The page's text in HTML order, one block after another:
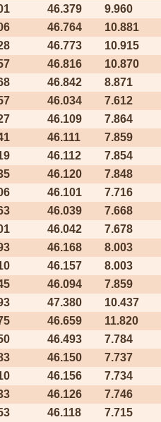
46.379 9.960
46.764 10.881
46.773 10.915
46.816 10.870
46.842 8.871
46.034 7.612
46.109 7.864
46.111 7.859
46.112 7.854
46.120 7.848
46.101 7.716
46.039 7.668
46.042 7.678
46.168 8.003
46.157 8.003
46.094 7.859
47.380 10.437
46.659 11.820
46.493 7.784
46.150 7.737
46.156 7.734
46.126 7.746
46.118 7.715